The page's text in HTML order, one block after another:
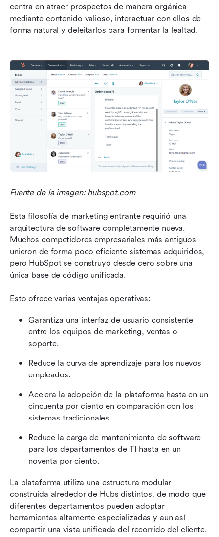
centra en atraer prospectos de manera orgánica
mediante contenido valioso, interactuar con ellos de
forma natural y deleitarlos para fomentar la lealtad.
Fuente de la imagen: hubspot.com
Esta filosofía de marketing entrante requirió una
arquitectura de software completamente nueva.
Muchos competidores empresariales más antiguos
unieron de forma poco eficiente sistemas adquiridos,
pero HubSpot se construyó desde cero sobre una
única base de código unificada.
Esto ofrece varias ventajas operativas:
Garantiza una interfaz de usuario consistente
entre los equipos de marketing, ventas o
soporte.
Reduce la curva de aprendizaje para los nuevos
empleados.
Acelera la adopción de la plataforma hasta en un
cincuenta por ciento en comparación con los
sistemas tradicionales.
Reduce la carga de mantenimiento de software
para los departamentos de TI hasta en un
noventa por ciento.
La plataforma utiliza una estructura modular
construida alrededor de Hubs distintos, de modo que
diferentes departamentos pueden adoptar
herramientas altamente especializadas y aun así
compartir una vista unificada del recorrido del cliente.